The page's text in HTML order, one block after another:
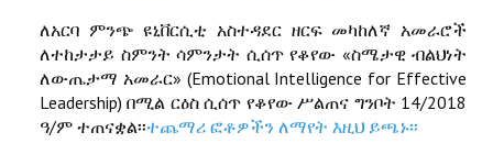
ለአርባ ምንጭ ዩኒቨርሲቲ አስተዳደር ዘርፍ መካከለኛ አመራሮች
ለተከታታይ ስምንት ሳምንታት ሲሰጥ የቆየው «ስሜታዊ ብልህነት
ለውጤታማ አመራር» (Emotional Intelligence for Effective
Leadership) በሚል ርዕስ ሲሰጥ የቆየው ሥልጠና ግንቦት 14/2018
ዓ/ም ተጠናቋል፡፡ተጨማሪ ፎቶዎችን ለማየት እዚህ ይጫኑ፡፡